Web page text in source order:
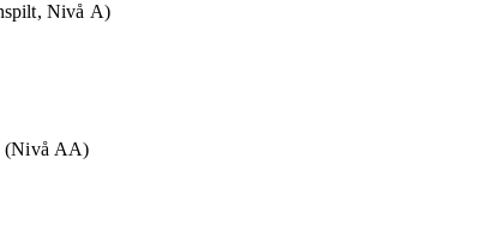
Nivå A)
(Nivå AA)